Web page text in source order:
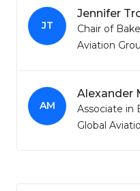
JT
Jennifer
Chair of
Aviation
AM
Alexander
Associate in
Global